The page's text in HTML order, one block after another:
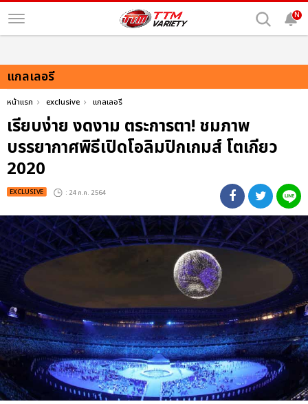
N
แกลเลอรี
หน้าแรก exclusive แกลเลอรี
เรียบง่าย งดงาม ตระการตา! ชมภาพ
บรรยากาศพิธีเปิดโอลิมปิกเกมส์ โตเกียว
2020
EXCLUSIVE : 24 ก.ค. 2564